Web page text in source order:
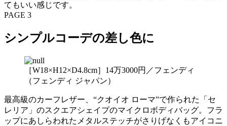
てもいい感じです。
PAGE 3
シンプルコーデの差し色に
［W18×H12×D4.8cm］14万3000円／フェンディ
（フェンディ ジャパン）
最高級のカーフレザー、“クオイオ ローマ”で作られた「セ
レリア」のスクエアシェイプのマイクロボディバッグ。フラ
ップにあしらわれたメタルステッチがさりげなくもアイコニ